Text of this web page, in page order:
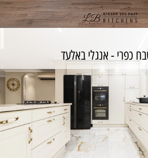
בסגנון כפרי עם חזיתות במראה
יוקרתי
כנס לפרויקט
כפרי - אנגלי באלעד